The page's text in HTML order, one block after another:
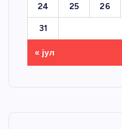
24 25 26
31
« јул